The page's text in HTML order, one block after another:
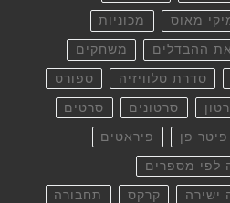
מאוס מכוניות
ההבדלים משחקים
סדרת טלוויזיה ספורט
סרטונים סרטים
פיטר פן פיראטים
לפי מספרים
ישירה קרקס תחבורה